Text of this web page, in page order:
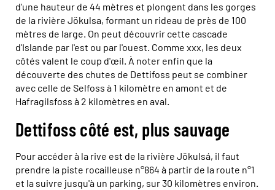
d'une hauteur de 44 mètres et plongent dans les gorges
de la rivière Jökulsa, formant un rideau de près de 100
mètres de large. On peut découvrir cette cascade
d'Islande par l'est ou par l'ouest. Comme xxx, les deux
côtés valent le coup d'œil. À noter enfin que la
découverte des chutes de Dettifoss peut se combiner
avec celle de Selfoss à 1 kilomètre en amont et de
Hafragilsfoss à 2 kilomètres en aval.
Dettifoss côté est, plus sauvage
Pour accéder à la rive est de la rivière Jökulsá, il faut
prendre la piste rocailleuse n°864 à partir de la route n°1
et la suivre jusqu'à un parking, sur 30 kilomètres environ.